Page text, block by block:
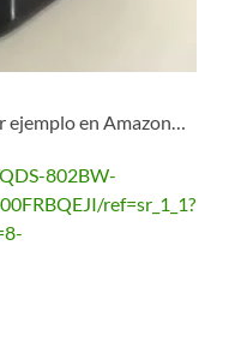
en Amazon…
802BW-
ref=sr_1_1?